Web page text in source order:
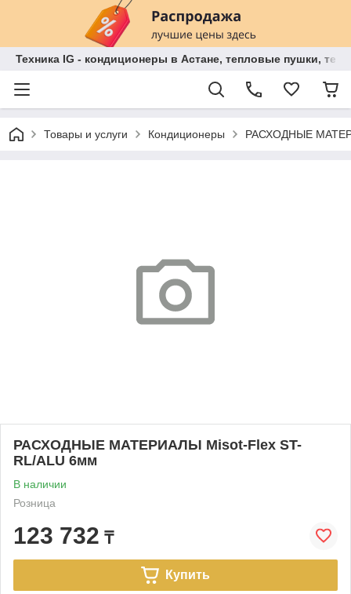
Техника IG - кондиционеры в Астане, тепловые пушки,
Товары и услуги Кондиционеры РАСХОДНЫЕ
РАСХОДНЫЕ МАТЕРИАЛЫ Misot-Flex ST-
RL/ALU 6мм
В наличии
Розница
123 732 ₸
Купить